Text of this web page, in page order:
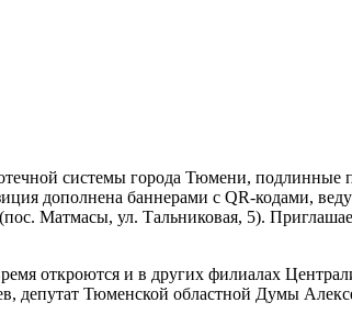
системы города Тюмени, подлинные
дополнена баннерами с QR-кодами,
Матмасы, ул. Тальниковая, 5).
откроются и в других филиалах
депутат Тюменской областной Думы